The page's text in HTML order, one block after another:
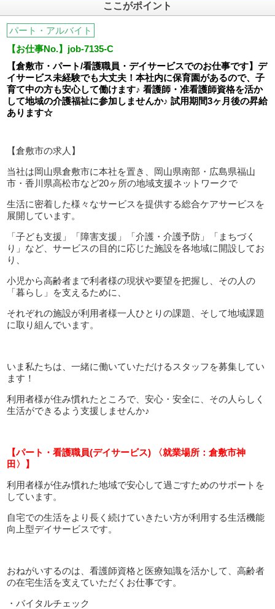
ここがポイント
パート・アルバイト
【お仕事No.】job-7135-C
【倉敷市・パート/看護職員・デイサービスでのお仕事です】デ
イサービス未経験でも大丈夫！本社内に保育園があるので、子
育て中の方も安心して働けます♪ 看護師・准看護師資格を活か
して地域の介護福祉に参加しませんか♪ 試用期間3ヶ月後の昇給
あります☆
【倉敷市の求人】
当社は岡山県倉敷市に本社を置き、岡山県南部・広島県福山
市・香川県高松市など20ヶ所の地域支援ネットワークで
生活に密着した様々なサービスを提供する総合ケアサービスを
展開しています。
「子ども支援」「障害支援」「介護・介護予防」「まちづく
り」など、サービスの目的に応じた施設を各地域に開設してお
り、
小児から高齢者まで利者様の現状や要望を把握し、その人の
「暮らし」を支えるために、
それぞれの施設が利用者様一人ひとりの課題、そして地域課題
に取り組んでいます。
いま私たちは、一緒に働いていただけるスタッフを募集してい
ます！
利用者様が住み慣れたところで、安心・安全に、その人らしく
生活ができるよう支援しませんか♪
【パート・看護職員(デイサービス) 〈就業場所：倉敷市神
田〉】
利用者様が住み慣れた地域で安心して過ごすためのサポートを
しています。
自宅での生活をより長く続けていきたい方が利用する生活機能
向上型デイサービスです。
おねがいするのは、看護師資格と医療知識を活かして、高齢者
の在宅生活を支えていただくお仕事です。
・バイタルチェック